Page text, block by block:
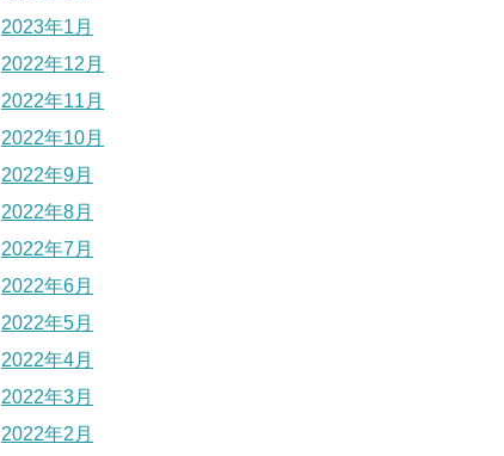
2023年1月
2022年12月
2022年11月
2022年10月
2022年9月
2022年8月
2022年7月
2022年6月
2022年5月
2022年4月
2022年3月
2022年2月